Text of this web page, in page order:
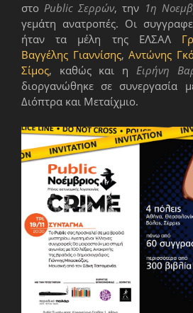
στοPublic Σερρών, την 1η
γεμάτη ανατροπές. Οι
ήταν τα μέλη της ΕΛΣΑΛ
Βαγγέλης Γιαννίσης,Αντώνης
Σίμος, καθώς και η Ειρήνη
διοργανώθηκε σε συνεργασία
Διόπτρα και Μεταίχμιο.